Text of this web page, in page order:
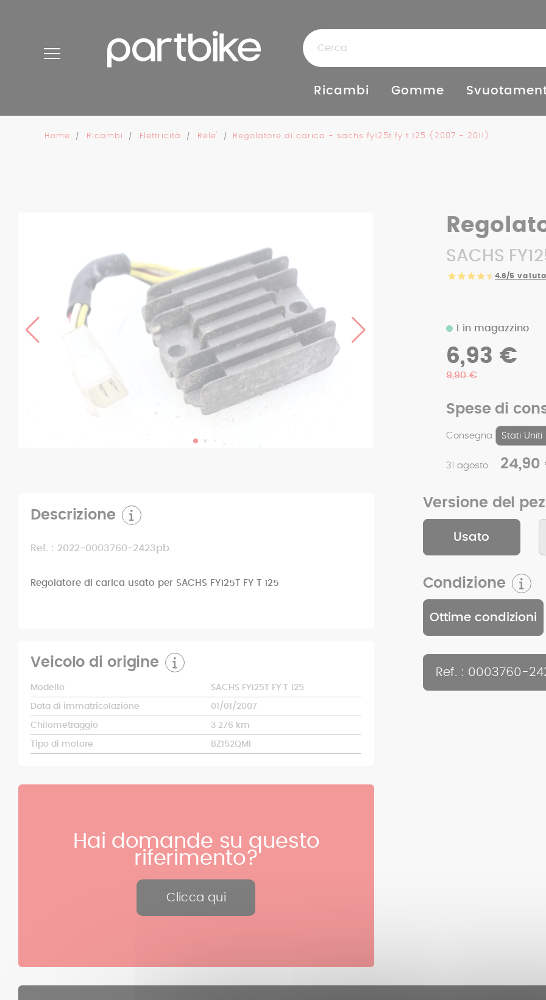
Ricambi Gomme
Home Ricambi Elettricità Rele' Regolatore di carica - sachs fy125t fy t 125 (2007 - 2011)
SACHS
4.6/5
Spese di
Consegna
31 agosto 24,90
1 in magazzino
6,93 €
9,90 €
Versione del
Usato
Condizione
Ottime condizioni
Ref. : 0003760-
Descrizione
Ref. : 2022-0003760-2423pb
Regolatore di carica usato per SACHS FY125T FY T 125
Veicolo di origine
Modello SACHS FY125T FY T 125
Data di immatricolazione 01/01/2007
Chilometraggio 3 276 km
Tipo di motore BZ152QMI
Hai domande su questo
riferimento?
Clicca qui